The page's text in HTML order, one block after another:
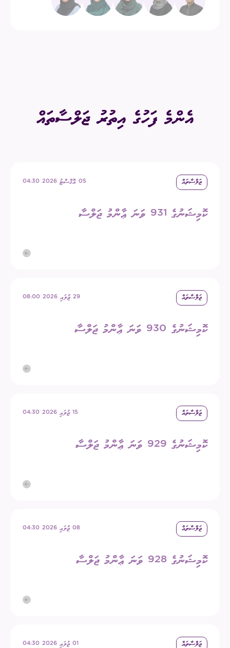
އެންމެ ފަހުގެ އިތުރު ޖަލްސާތައް
ޖަލްސާތައް 05 އޮގްސްޓު 2026 04:30
ކޮމިޝަނުގެ 931 ވަނަ ޢާންމު ޖަލްސާ
ޖަލްސާތައް 29 ޖުލައި 2026 08:00
ކޮމިޝަނުގެ 930 ވަނަ ޢާންމު ޖަލްސާ
ޖަލްސާތައް 15 ޖުލައި 2026 04:30
ކޮމިޝަނުގެ 929 ވަނަ ޢާންމު ޖަލްސާ
ޖަލްސާތައް 08 ޖުލައި 2026 04:30
ކޮމިޝަނުގެ 928 ވަނަ ޢާންމު ޖަލްސާ
ޖަލްސާތައް 01 ޖުލައި 2026 04:30